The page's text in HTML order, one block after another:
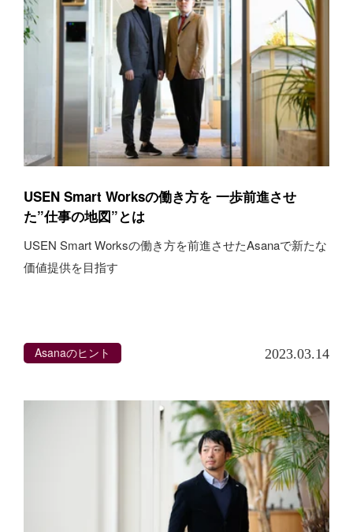
USEN Smart Worksの働き方を 一歩前進させ
た”仕事の地図”とは
USEN Smart Worksの働き方を前進させたAsanaで新たな
価値提供を目指す
Asanaのヒント 2023.03.14